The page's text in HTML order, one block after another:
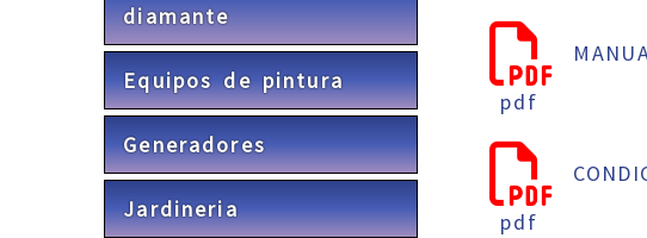
diamante
Equipos de pintura
Generadores
Jardineria
pdf
pdf